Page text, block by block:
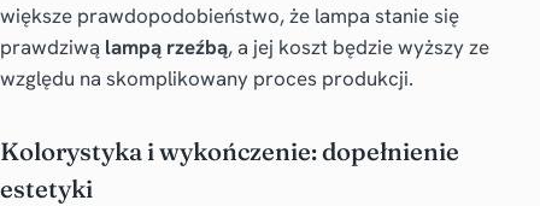
większe prawdopodobieństwo, że lampa stanie się
prawdziwą lampą rzeźbą, a jej koszt będzie wyższy ze
względu na skomplikowany proces produkcji.
Kolorystyka i wykończenie: dopełnienie
estetyki